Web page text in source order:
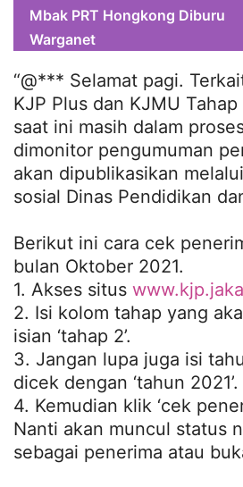
Mbak PRT Hongkong Diburu
Warganet
“@*** Selamat pagi.
KJP Plus dan KJMU Tahap
saat ini masih dalam
dimonitor pengumuman
akan dipublikasikan
sosial Dinas Pendidikan
Berikut ini cara cek
bulan Oktober 2021.
1. Akses situs
2. Isi kolom tahap yang
isian ‘tahap 2’.
3. Jangan lupa juga isi
dicek dengan ‘tahun 2021’.
4. Kemudian klik ‘cek
Nanti akan muncul status
sebagai penerima atau